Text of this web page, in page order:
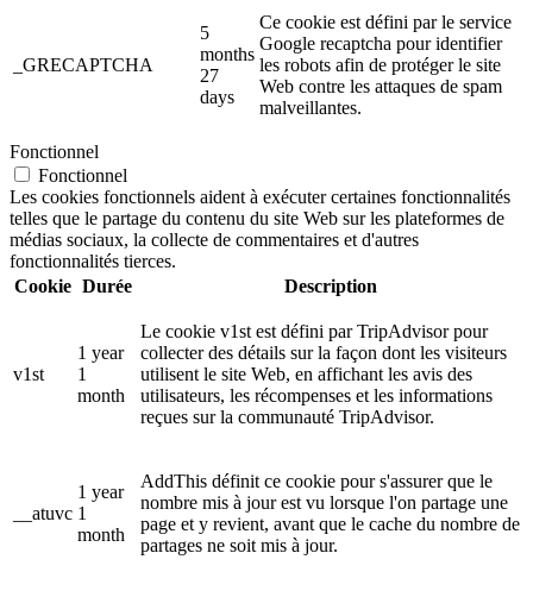
_GRECAPTCHA
5
months
27
days
Ce cookie est défini par le service
Google recaptcha pour identifier
les robots afin de protéger le site
Web contre les attaques de spam
malveillantes.
Fonctionnel
Fonctionnel
Les cookies fonctionnels aident à exécuter certaines fonctionnalités
telles que le partage du contenu du site Web sur les plateformes de
médias sociaux, la collecte de commentaires et d'autres
fonctionnalités tierces.
Cookie Durée Description
v1st
1 year
1
month
Le cookie v1st est défini par TripAdvisor pour
collecter des détails sur la façon dont les visiteurs
utilisent le site Web, en affichant les avis des
utilisateurs, les récompenses et les informations
reçues sur la communauté TripAdvisor.
__atuvc
1 year
1
month
AddThis définit ce cookie pour s'assurer que le
nombre mis à jour est vu lorsque l'on partage une
page et y revient, avant que le cache du nombre de
partages ne soit mis à jour.